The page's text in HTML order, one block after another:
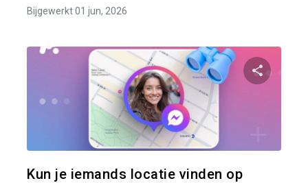
Bijgewerkt 01 jun, 2026
Kun je iemands locatie vinden op